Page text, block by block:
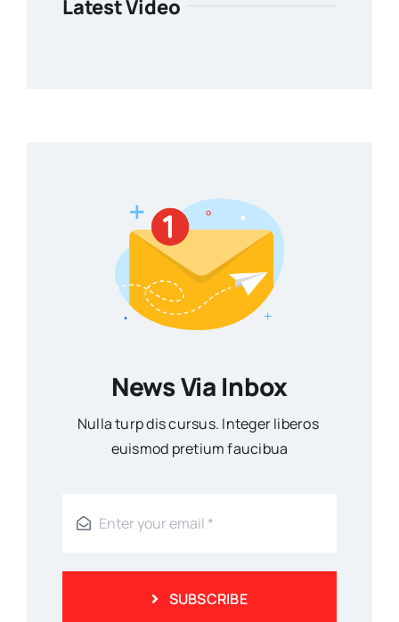
Latest Video
News Via Inbox
Nulla turp dis cursus. Integer liberos
euismod pretium faucibua
SUBSCRIBE